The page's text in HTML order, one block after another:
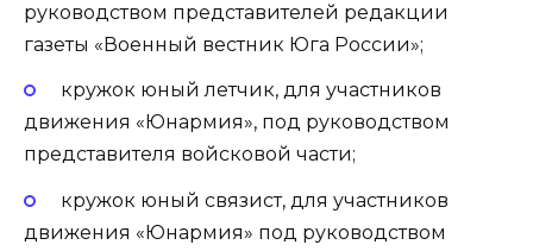
руководством представителей редакции
газеты «Военный вестник Юга России»;
кружок юный летчик, для участников
движения «Юнармия», под руководством
представителя войсковой части;
кружок юный связист, для участников
движения «Юнармия» под руководством